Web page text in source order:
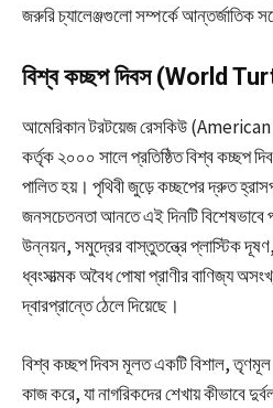
জরুরি চ্যালেঞ্জগুলো সম্পর্কে আন্তর্জাতিক
বিশ্ব কচ্ছপ দিবস (World
আমেরিকান টরটয়েজ রেসকিউ
কর্তৃক ২০০০ সালে প্রতিষ্ঠিত বিশ্ব কচ্ছপ
পালিত হয়। পৃথিবী জুড়ে কচ্ছপের দ্রুত
জনসচেতনতা আনতে এই দিনটি বিশেষভাবে
উন্নয়ন, সমুদ্রের বাস্তুতন্ত্রে প্লাস্টিক
ধ্বংসাত্মক অবৈধ পোষা প্রাণীর বাণিজ্য
দ্বারপ্রান্তে ঠেলে দিয়েছে।
বিশ্ব কচ্ছপ দিবস মূলত একটি বিশাল, তৃণমূল
কাজ করে, যা নাগরিকদের শেখায় কীভাবে